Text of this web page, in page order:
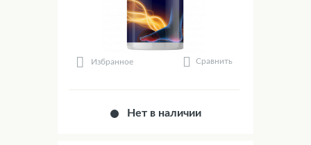
Избранное Сравнить
Нет в наличии